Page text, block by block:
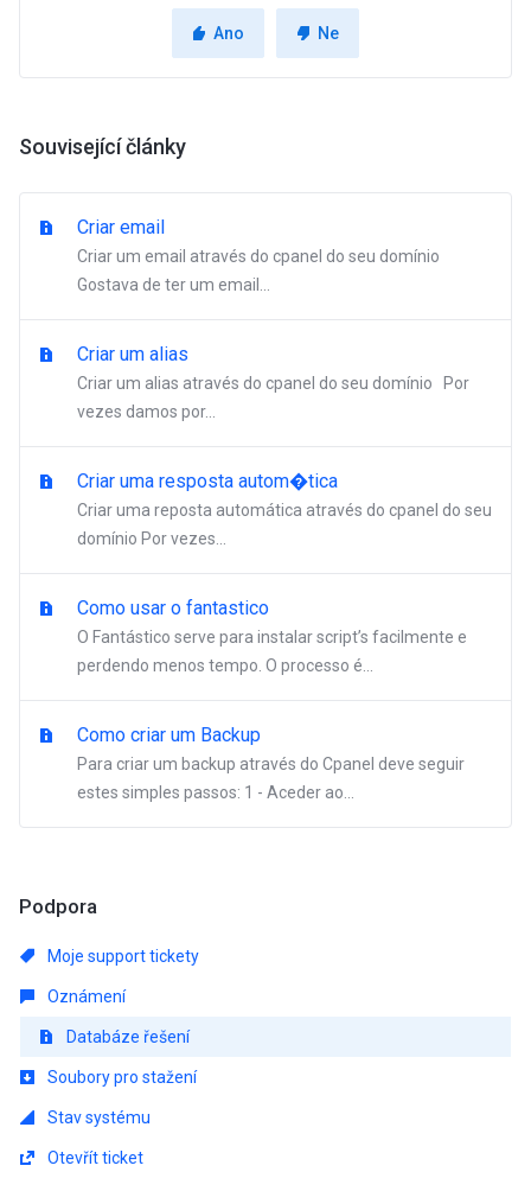
Ano Ne
Související články
Criar email
Criar um email através do cpanel do seu domínio
Gostava de ter um email...
Criar um alias
Criar um alias através do cpanel do seu domínio Por
vezes damos por...
Criar uma resposta autom�tica
Criar uma reposta automática através do cpanel do seu
domínio Por vezes...
Como usar o fantastico
O Fantástico serve para instalar script’s facilmente e
perdendo menos tempo. O processo é...
Como criar um Backup
Para criar um backup através do Cpanel deve seguir
estes simples passos: 1 - Aceder ao...
Podpora
Moje support tickety
Oznámení
Databáze řešení
Soubory pro stažení
Stav systému
Otevřít ticket